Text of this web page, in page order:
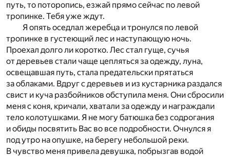
путь, то поторопись, езжай прямо сейчас по левой
тропинке. Тебя уже ждут.
Я опять оседлал жеребца и тронулся по левой
тропинке в густеющий лес и наступающую ночь.
Проехал долго ли коротко. Лес стал гуще, сучья
от деревьев стали чаще цепляться за одежду, луна,
освещавшая путь, стала предательски прятаться
за облаками. Вдруг с деревьев и из кустарника раздался
свист и куча разбойников обступила меня. Они сбросили
меня с коня, кричали, хватали за одежду и награждали
тело колотушками. Я не могу батюшка без содрогания
и обиды посвятить Вас во все подробности. Очнулся я
под утро на опушке, на берегу небольшой реки.
В чувство меня привела девушка, побрызгав водой